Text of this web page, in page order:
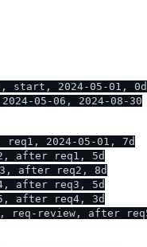
start, 2024-05-01, 0d
05-06, 2024-08-30
req1, 2024-05-01, 7d
after req1, 5d
after req2, 8d
after req3, 5d
after req4, 3d
req-review, after